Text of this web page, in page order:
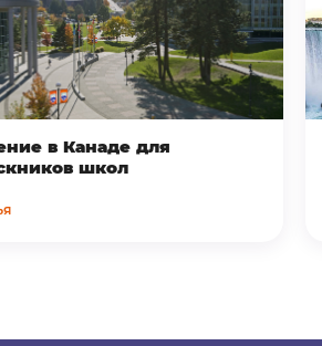
в Канаде для
школ